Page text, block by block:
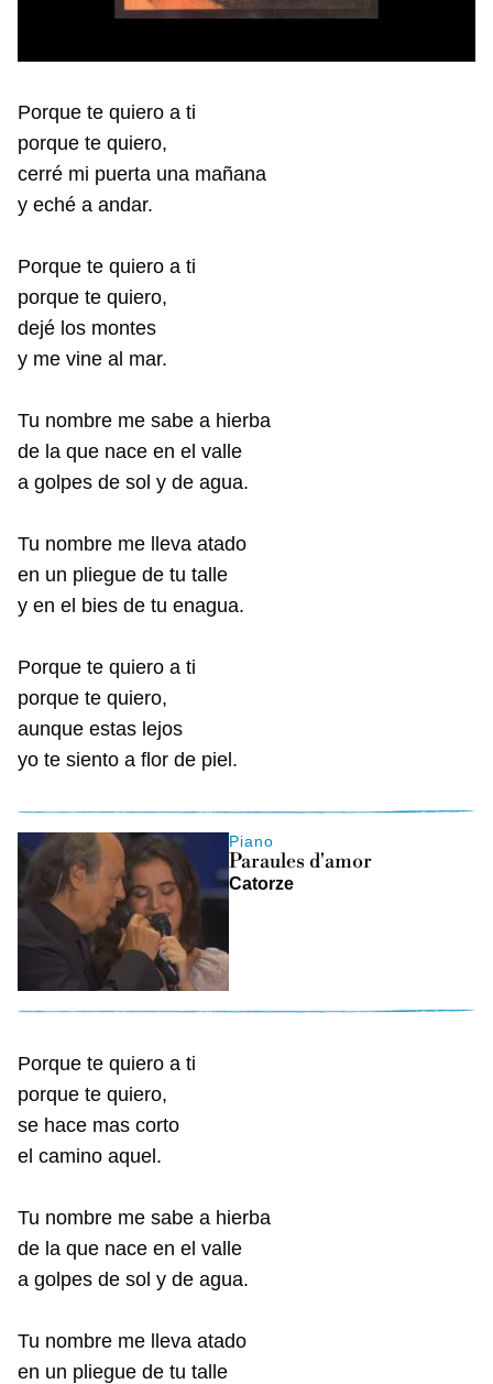
Porque te quiero a ti
porque te quiero,
cerré mi puerta una mañana
y eché a andar.
Porque te quiero a ti
porque te quiero,
dejé los montes
y me vine al mar.
Tu nombre me sabe a hierba
de la que nace en el valle
a golpes de sol y de agua.
Tu nombre me lleva atado
en un pliegue de tu talle
y en el bies de tu enagua.
Porque te quiero a ti
porque te quiero,
aunque estas lejos
yo te siento a flor de piel.
Piano
Paraules d'amor
Catorze
Porque te quiero a ti
porque te quiero,
se hace mas corto
el camino aquel.
Tu nombre me sabe a hierba
de la que nace en el valle
a golpes de sol y de agua.
Tu nombre me lleva atado
en un pliegue de tu talle